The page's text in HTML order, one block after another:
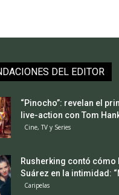
DEL EDITOR
“Pinocho”: revelan el
live-action con Tom
Cine, TV y Series
Rusherking contó cómo
Suárez en la intimidad:
Caripelas